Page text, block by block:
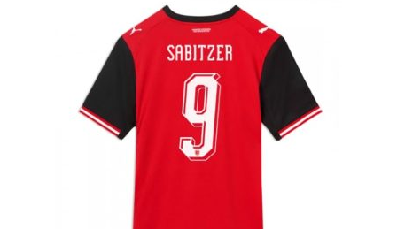
De
olika
alternativen
väljas
på